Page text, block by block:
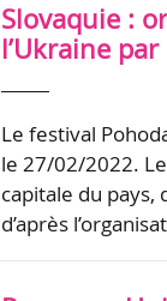
Slovaquie :
l’Ukraine
Le festival
le 27/02/2022.
capitale du
d’après